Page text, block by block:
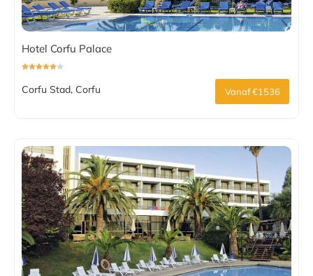
Hotel Corfu Palace
Corfu Stad, Corfu Vanaf €1536